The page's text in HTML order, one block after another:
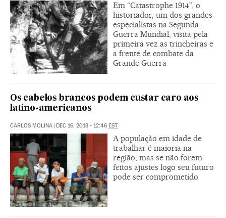
Em “Catastrophe 1914”, o
historiador, um dos grandes
especialistas na Segunda
Guerra Mundial, visita pela
primeira vez as trincheiras e
a frente de combate da
Grande Guerra
Os cabelos brancos podem custar caro aos
latino-americanos
CARLOS MOLINA | DEC 16, 2013 - 12:46 EST
A população em idade de
trabalhar é maioria na
região, mas se não forem
feitos ajustes logo seu futuro
pode ser comprometido